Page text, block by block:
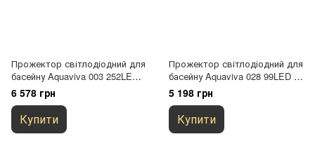
Прожектор світлодіодний для
басейну Aquaviva 003 252LED
18 Вт RGB
6 578 грн
Купити
Прожектор світлодіодний для
басейну Aquaviva 028 99LED 6
Вт RGB
5 198 грн
Купити